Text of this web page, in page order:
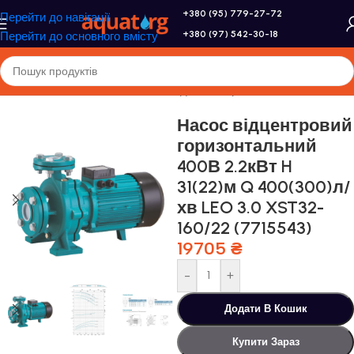
Перейти до навігації
Перейти до основного вмісту
+380 (95) 779-27-72
+380 (97) 542-30-18
Головна/Насоси та насосне обладнання/Промислові насоси
Насос відцентровий
горизонтальний
400В 2.2кВт H
31(22)м Q 400(300)л/
хв LEO 3.0 XST32-
160/22 (7715543)
19705 ₴
- +
Додати В Кошик
Купити Зараз